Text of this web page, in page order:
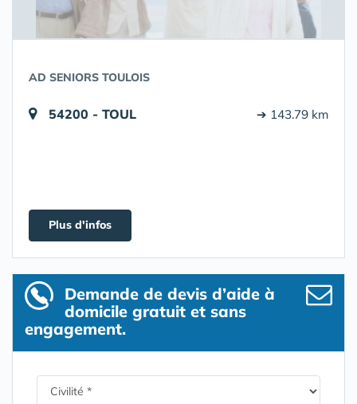
AD SENIORS TOULOIS
54200 - TOUL ➔ 143.79 km
Plus d'infos
Demande de devis d’aide à
domicile gratuit et sans
engagement.